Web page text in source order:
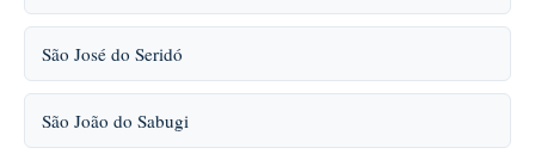
São José do Seridó
São João do Sabugi